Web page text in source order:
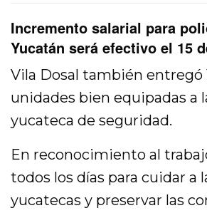
Incremento salarial para
Yucatán será efectivo el 15
Vila Dosal también entregó
unidades bien equipadas a
yucateca de seguridad.
En reconocimiento al
todos los días para cuidar a
yucatecas y preservar las